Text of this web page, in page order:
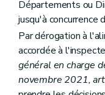
Départements ou
jusqu'à concurrence
Par dérogation à
accordée à
général en charge
novembre 2021,